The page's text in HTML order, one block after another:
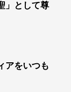
」として尊
アをいつも